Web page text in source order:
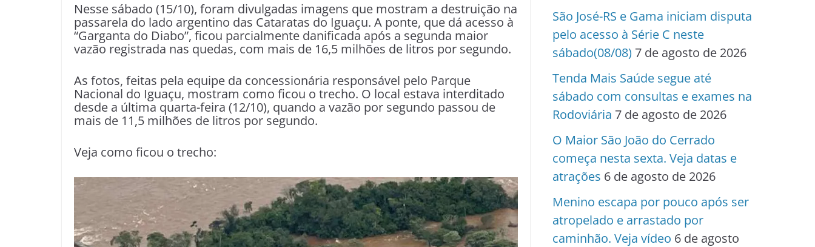
Nesse sábado (15/10), foram divulgadas imagens que mostram a destruição na
passarela do lado argentino das Cataratas do Iguaçu. A ponte, que dá acesso à
“Garganta do Diabo”, ficou parcialmente danificada após a segunda maior
vazão registrada nas quedas, com mais de 16,5 milhões de litros por segundo.
As fotos, feitas pela equipe da concessionária responsável pelo Parque
Nacional do Iguaçu, mostram como ficou o trecho. O local estava interditado
desde a última quarta-feira (12/10), quando a vazão por segundo passou de
mais de 11,5 milhões de litros por segundo.
Veja como ficou o trecho:
São José-RS e Gama iniciam disputa
pelo acesso à Série C neste
sábado(08/08) 7 de agosto de 2026
Tenda Mais Saúde segue até
sábado com consultas e exames na
Rodoviária 7 de agosto de 2026
O Maior São João do Cerrado
começa nesta sexta. Veja datas e
atrações 6 de agosto de 2026
Menino escapa por pouco após ser
atropelado e arrastado por
caminhão. Veja vídeo 6 de agosto